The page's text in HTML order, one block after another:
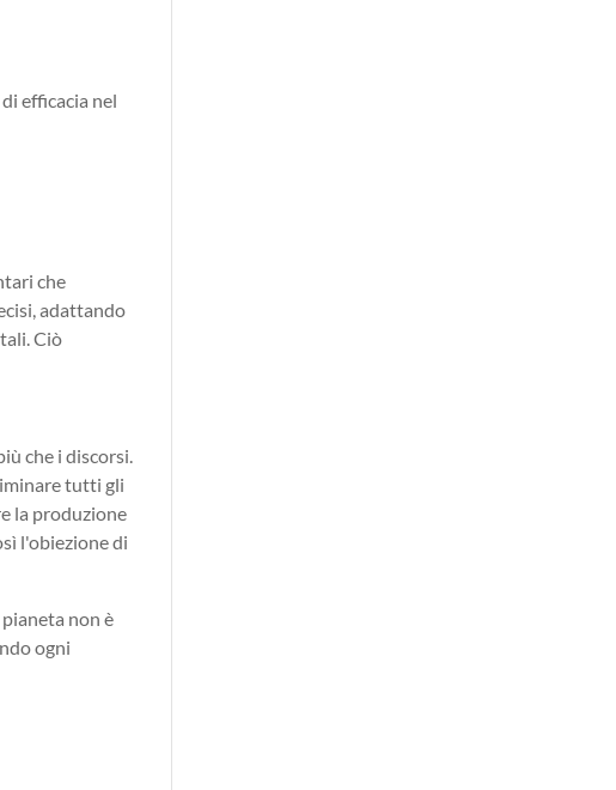
efficacia nel
che
adattando
Ciò
che i discorsi.
tutti gli
la produzione
l'obiezione di
non è
ogni